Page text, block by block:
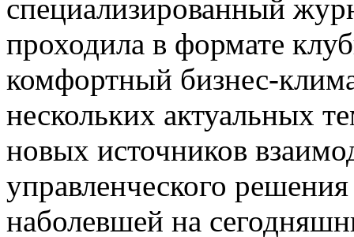
специализированный
проходила в формате
комфортный бизнес-
нескольких актуальных
новых источников
управленческого
наболевшей на